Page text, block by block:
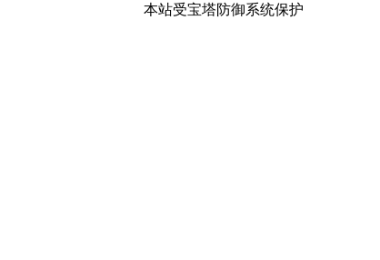
本站受宝塔防御系统保护